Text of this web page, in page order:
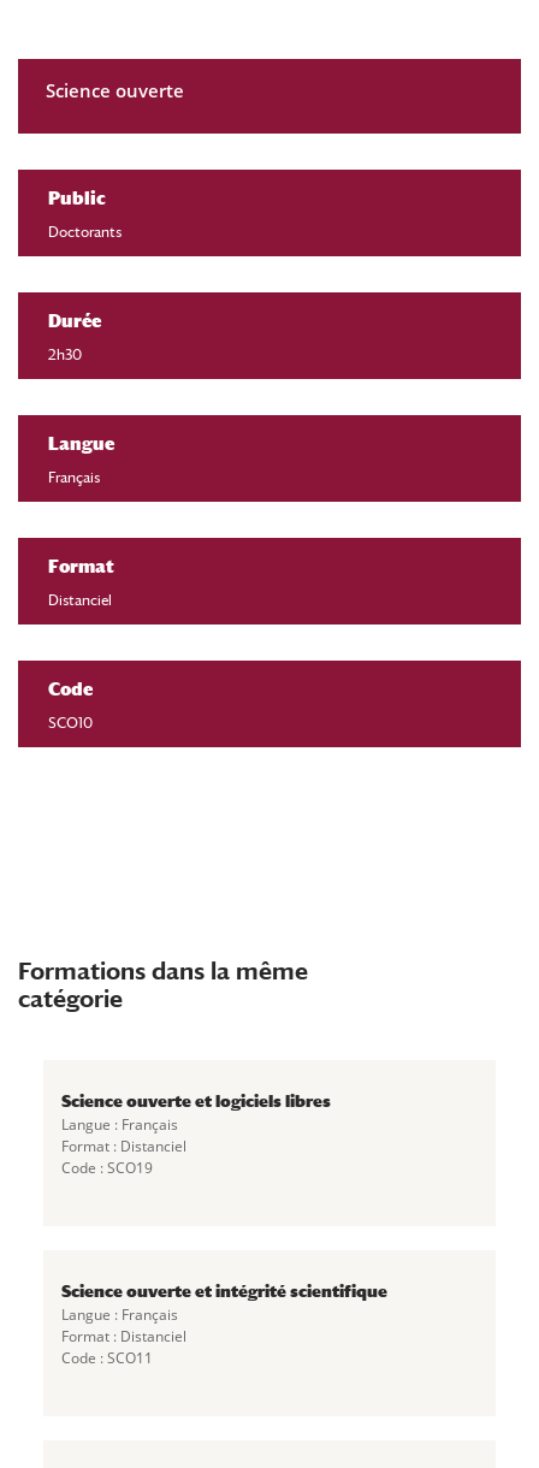
Science ouverte
Public
Doctorants
Durée
2h30
Langue
Français
Format
Distanciel
Code
SCO10
Formations dans la même
catégorie
Science ouverte et logiciels libres
Langue : Français
Format : Distanciel
Code : SCO19
Science ouverte et intégrité scientifique
Langue : Français
Format : Distanciel
Code : SCO11